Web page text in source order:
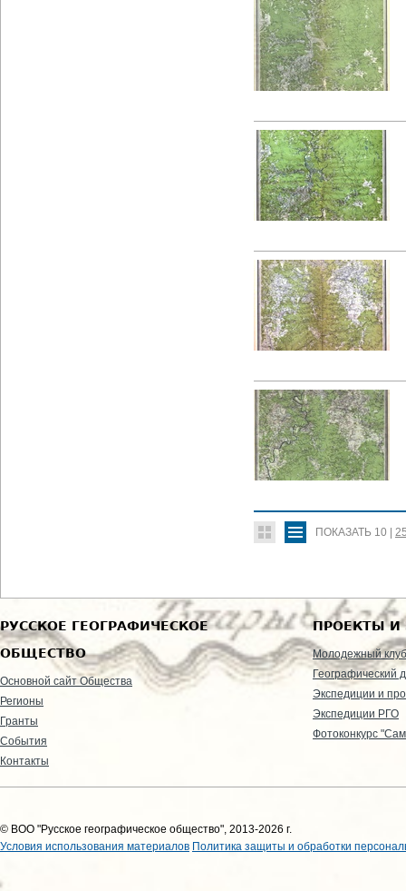
ПОКАЗАТЬ 10
РУССКОЕ ГЕОГРАФИЧЕСКОЕ
ОБЩЕСТВО
Основной сайт Общества
Регионы
Гранты
События
Контакты
ПРОЕКТЫ И
Молодежный клуб
Географический
Экспедиции и
Экспедиции РГО
Фотоконкурс
© ВОО "Русское географическое общество", 2013-2026 г.
Условия использования материалов Политика защиты и обработки